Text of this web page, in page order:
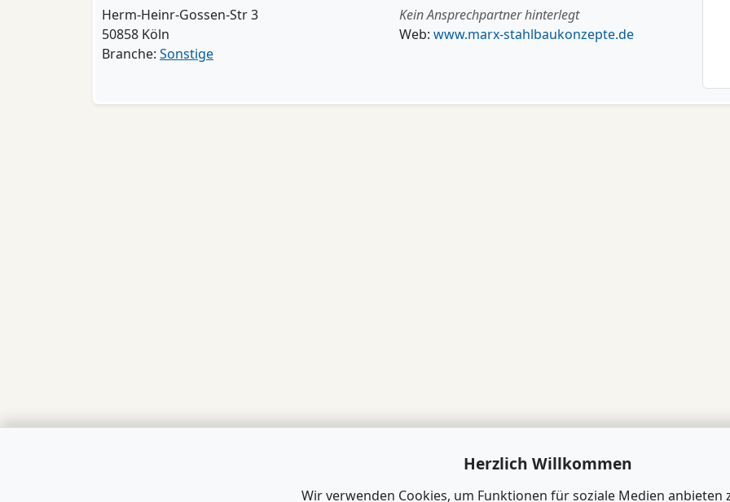
Herm-Heinr-Gossen-Str 3
50858 Köln
Branche: Sonstige
Kein Ansprechpartner hinterlegt
Web: www.marx-stahlbaukonzepte.de
Herzlich Willkommen
Wir verwenden Cookies, um Funktionen für soziale Medien anbieten